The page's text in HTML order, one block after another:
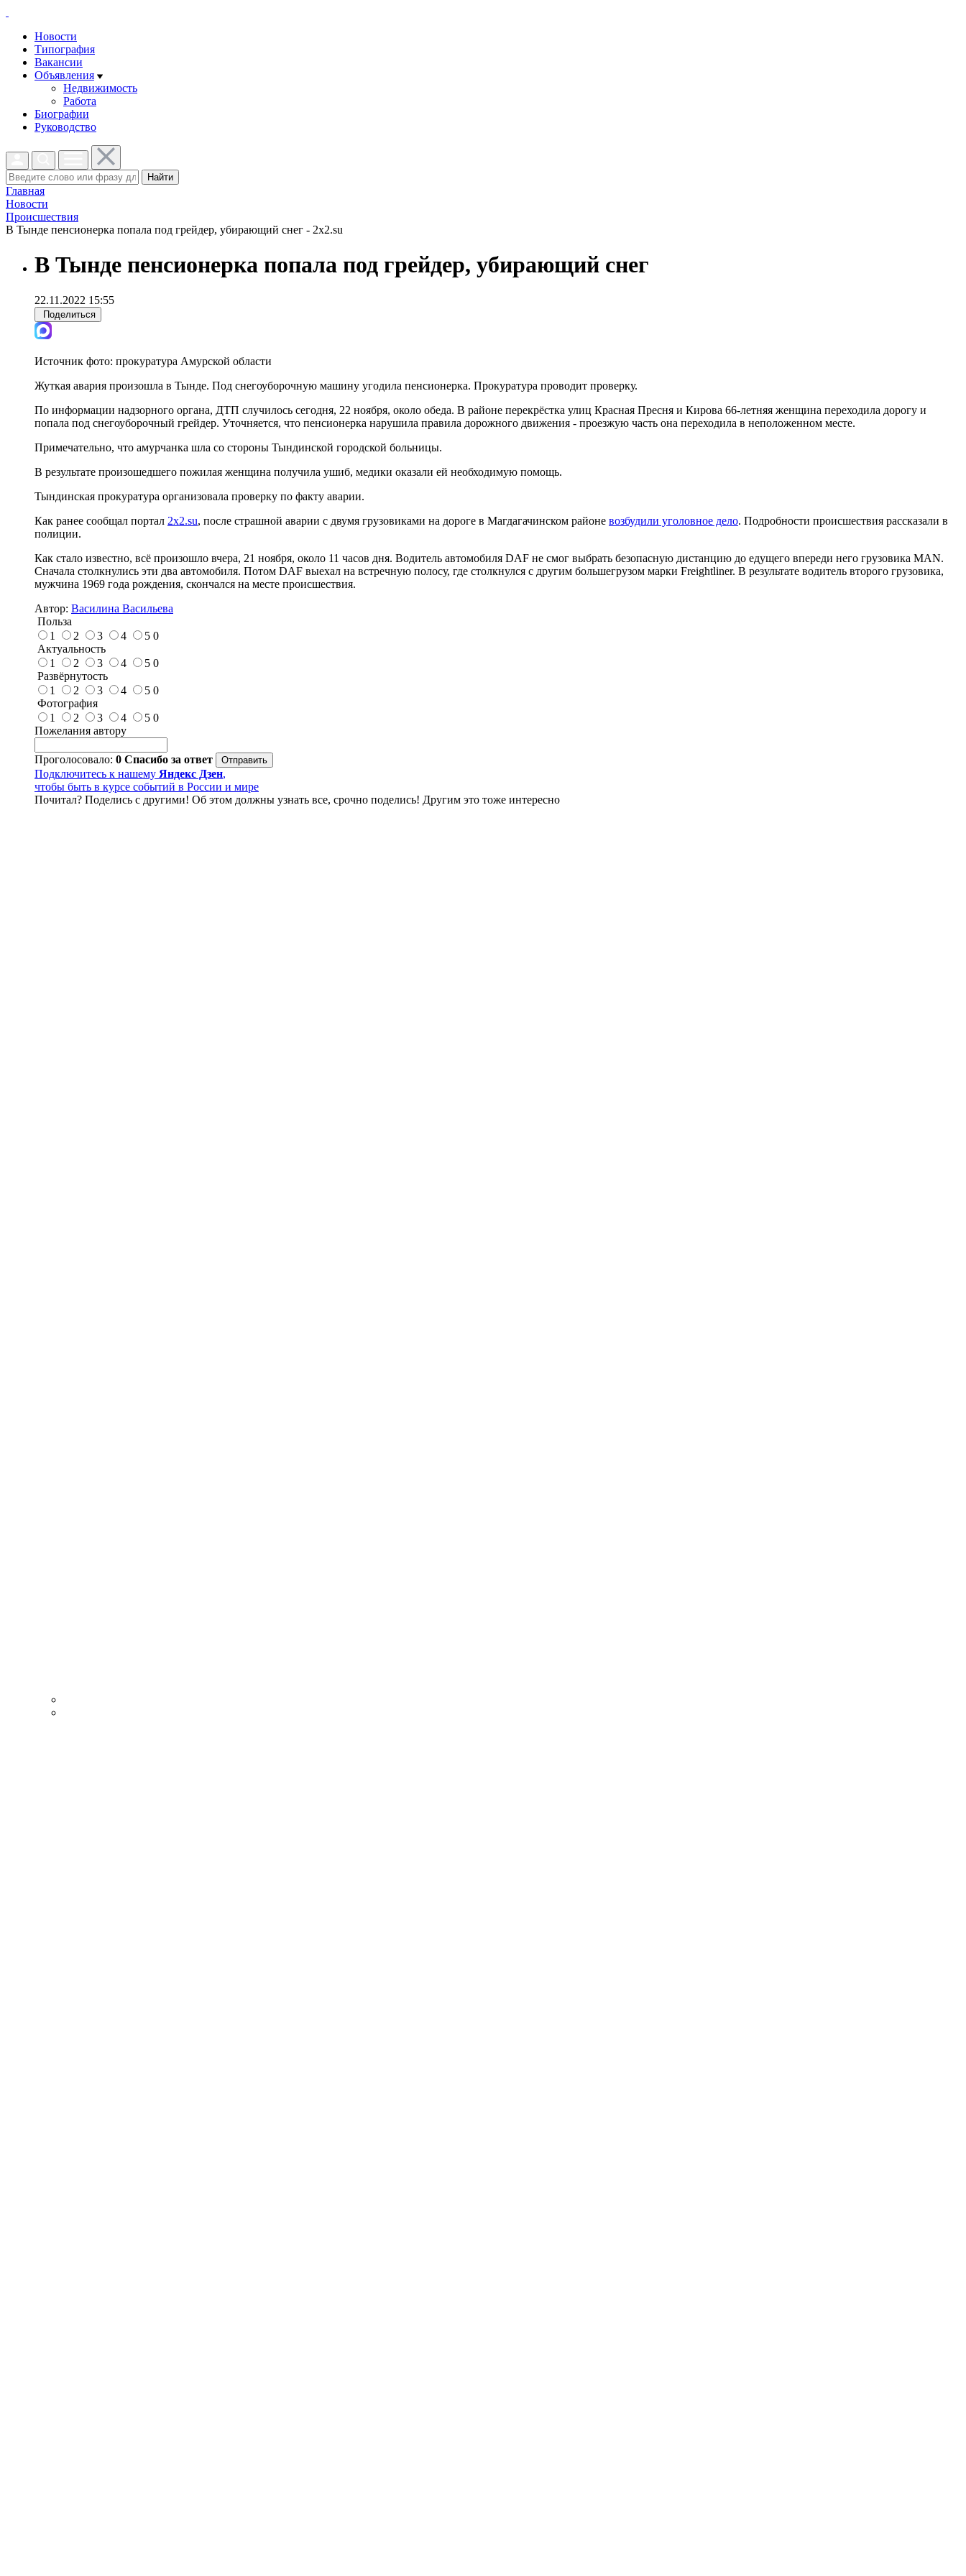
Новости
Типография
Вакансии
Объявления
Недвижимость
Работа
Биографии
Руководство
Найти
Главная
Новости
Проиcшествия
В Тынде пенсионерка попала под грейдер, убирающий снег - 2x2.su
В Тынде пенсионерка попала под грейдер, убирающий снег
22.11.2022 15:55
Поделиться
Источник фото: прокуратура Амурской области
Жуткая авария произошла в Тынде. Под снегоуборочную машину угодила пенсионерка. Прокуратура проводит проверку.
По информации надзорного органа, ДТП случилось сегодня, 22 ноября, около обеда. В районе перекрёстка улиц Красная Пресня и Кирова 66-летняя женщина переходила дорогу и
попала под снегоуборочный грейдер. Уточняется, что пенсионерка нарушила правила дорожного движения - проезжую часть она переходила в неположенном месте.
Примечательно, что амурчанка шла со стороны Тындинской городской больницы.
В результате произошедшего пожилая женщина получила ушиб, медики оказали ей необходимую помощь.
Тындинская прокуратура организовала проверку по факту аварии.
Как ранее сообщал портал 2х2.su, после страшной аварии с двумя грузовиками на дороге в Магдагачинском районе возбудили уголовное дело. Подробности происшествия рассказали в
полиции.
Как стало известно, всё произошло вчера, 21 ноября, около 11 часов дня. Водитель автомобиля DAF не смог выбрать безопасную дистанцию до едущего впереди него грузовика MAN.
Сначала столкнулись эти два автомобиля. Потом DAF выехал на встречную полосу, где столкнулся с другим большегрузом марки Freightliner. В результате водитель второго грузовика,
мужчина 1969 года рождения, скончался на месте происшествия.
Автор: Василина Васильева
Польза
1
2 3 4 5 0
Актуальность
1
2 3 4 5 0
Развёрнутость
1
2 3 4 5 0
Фотография
1
2 3 4 5 0
Пожелания автору
Проголосовало: 0 Спасибо за ответ
Подключитесь к нашему Яндекс Дзен,
чтобы быть в курсе событий в России и мире
Почитал? Поделись с другими! Об этом должны узнать все, срочно поделись! Другим это тоже интересно